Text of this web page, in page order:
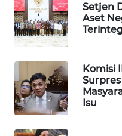
Setjen
Aset
Komisi
Isu
WAHANA
TV
ID
WAHANANEWS
CO ID